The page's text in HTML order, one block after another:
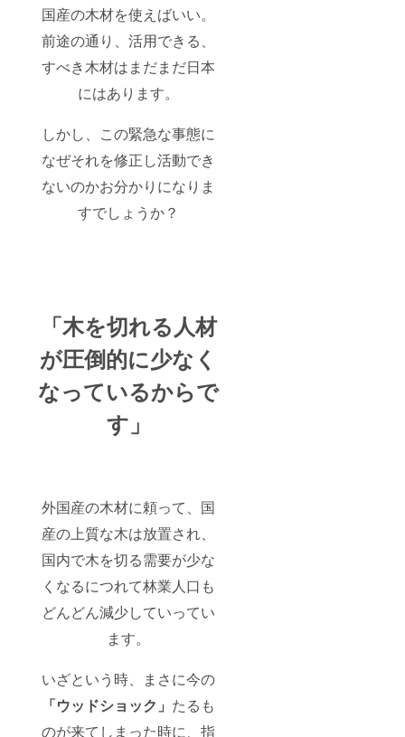
国産の木材を使えばいい。
前途の通り、活用できる、
すべき木材はまだまだ日本
にはあります。
しかし、この緊急な事態に
なぜそれを修正し活動でき
ないのかお分かりになりま
すでしょうか？
「木を切れる人材
が圧倒的に少なく
なっているからで
す」
外国産の木材に頼って、国
産の上質な木は放置され、
国内で木を切る需要が少な
くなるにつれて林業人口も
どんどん減少していってい
ます。
いざという時、まさに今の
「ウッドショック」 たるも
のが来てしまった時に、指